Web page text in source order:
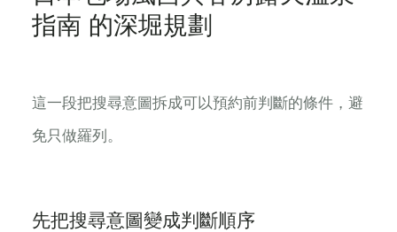
指南 的深堀規劃
這一段把搜尋意圖拆成可以預約前判斷的條件，避
免只做羅列。
先把搜尋意圖變成判斷順序